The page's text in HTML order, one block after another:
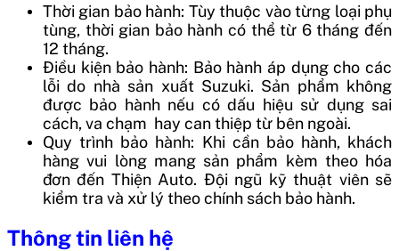
Thời gian bảo hành: Tùy thuộc vào từng loại phụ
tùng, thời gian bảo hành có thể từ 6 tháng đến
12 tháng.
Điều kiện bảo hành: Bảo hành áp dụng cho các
lỗi do nhà sản xuất Suzuki. Sản phẩm không
được bảo hành nếu có dấu hiệu sử dụng sai
cách, va chạm hay can thiệp từ bên ngoài.
Quy trình bảo hành: Khi cần bảo hành, khách
hàng vui lòng mang sản phẩm kèm theo hóa
đơn đến Thiện Auto. Đội ngũ kỹ thuật viên sẽ
kiểm tra và xử lý theo chính sách bảo hành.
Thông tin liên hệ